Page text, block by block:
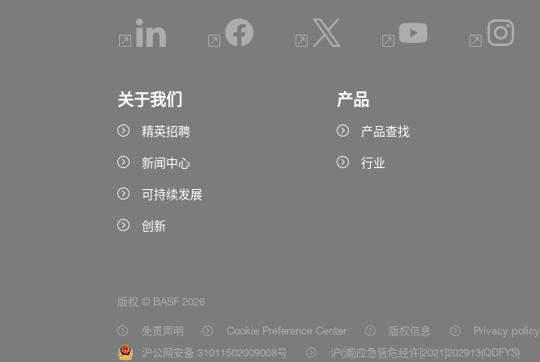
关于我们
精英招聘
新闻中心
可持续发展
创新
产品
产品查找
行业
版权 © BASF 2026
免责声明 Cookie Preference Center 版权信息 Privacy policy
沪公网安备 31011502009008号
沪(浦)应急管危经许[2021]202913(QDFYS)